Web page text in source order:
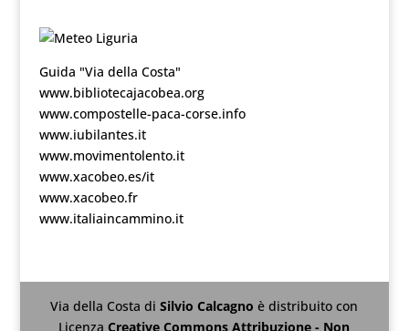
Guida "Via della Costa"
www.bibliotecajacobea.org
www.compostelle-paca-corse.info
www.iubilantes.it
www.movimentolento.it
www.xacobeo.es/it
www.xacobeo.fr
www.italiaincammino.it
Via della Costa diSilvio Calcagnoè distribuito con
LicenzaCreative Commons Attribuzione - Non